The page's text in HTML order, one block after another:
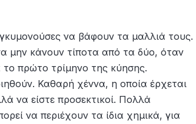
να βάφουν τα μαλλιά τους.
μην κάνουν τίποτα από τα δύο, όταν
το πρώτο τρίμηνο της κύησης.
. Καθαρή χέννα, η οποία έρχεται
να είστε προσεκτικοί. Πολλά
να περιέχουν τα ίδια χημικά, για